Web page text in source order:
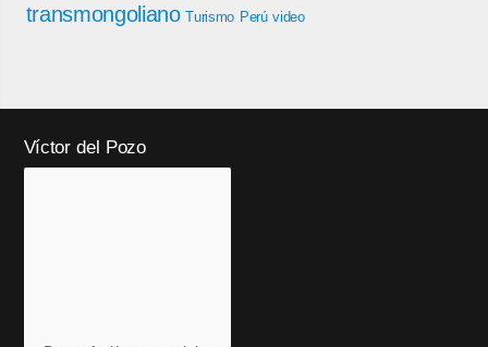
transmongoliano Turismo Perú video
Víctor del Pozo